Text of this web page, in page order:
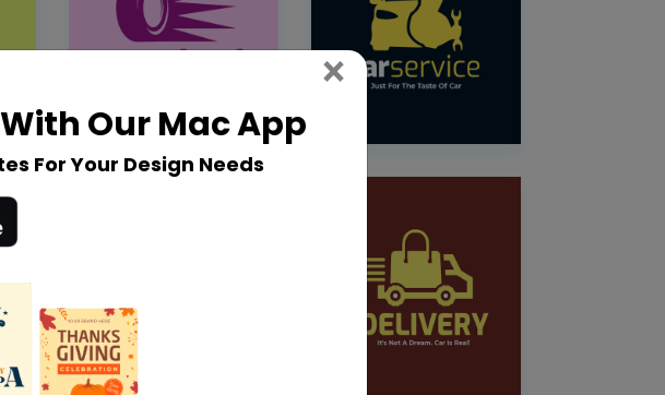
Our Mac App
For Your Design Needs
× Close